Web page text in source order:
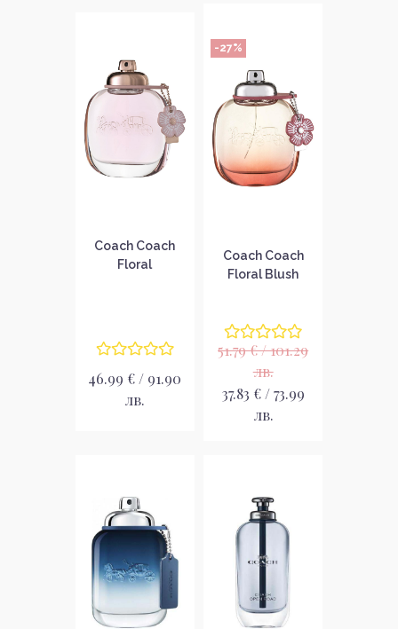
Coach Coach
Floral
46.99 € / 91.90
лв.
-27%
Coach Coach
Floral Blush
опаковка EDP
51.79 € / 101.29
лв.
37.83 € / 73.99
лв.